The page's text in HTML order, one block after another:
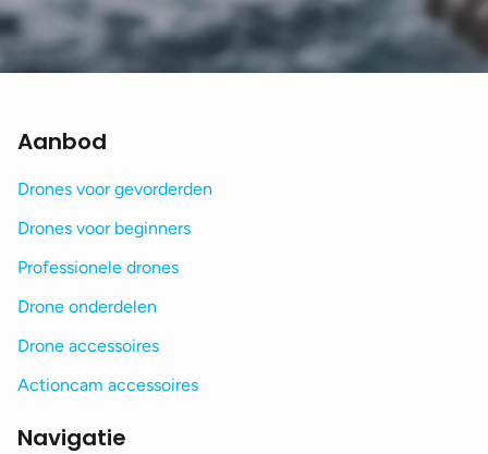
Aanbod
Drones voor gevorderden
Drones voor beginners
Professionele drones
Drone onderdelen
Drone accessoires
Actioncam accessoires
Navigatie